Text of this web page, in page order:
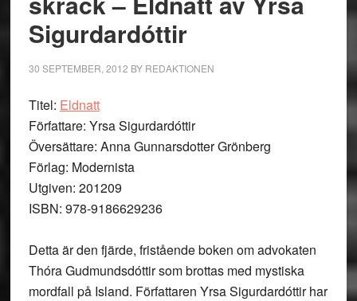
Sigurdardóttir
30 SEPTEMBER, 2012 BY REDAKTIONEN
Titel: Eldnatt
Författare: Yrsa Sigurdardóttir
Översättare: Anna Gunnarsdotter Grönberg
Förlag: Modernista
Utgiven: 201209
ISBN: 978-9186629236
Detta är den fjärde, fristående boken om advokaten
Thóra Gudmundsdóttir som brottas med mystiska
mordfall på Island. Författaren Yrsa Sigurdardóttir har